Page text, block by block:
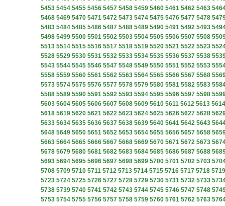
5453 5454 5455 5456 5457 5458 5459 5460 5461 5462 5463
5468 5469 5470 5471 5472 5473 5474 5475 5476 5477 5478
5483 5484 5485 5486 5487 5488 5489 5490 5491 5492 5493
5498 5499 5500 5501 5502 5503 5504 5505 5506 5507 5508
5513 5514 5515 5516 5517 5518 5519 5520 5521 5522 5523
5528 5529 5530 5531 5532 5533 5534 5535 5536 5537 5538
5543 5544 5545 5546 5547 5548 5549 5550 5551 5552 5553
5558 5559 5560 5561 5562 5563 5564 5565 5566 5567 5568
5573 5574 5575 5576 5577 5578 5579 5580 5581 5582 5583
5588 5589 5590 5591 5592 5593 5594 5595 5596 5597 5598
5603 5604 5605 5606 5607 5608 5609 5610 5611 5612 5613 5614
5618 5619 5620 5621 5622 5623 5624 5625 5626 5627 5628
5633 5634 5635 5636 5637 5638 5639 5640 5641 5642 5643
5648 5649 5650 5651 5652 5653 5654 5655 5656 5657 5658
5663 5664 5665 5666 5667 5668 5669 5670 5671 5672 5673
5678 5679 5680 5681 5682 5683 5684 5685 5686 5687 5688
5693 5694 5695 5696 5697 5698 5699 5700 5701 5702 5703
5708 5709 5710 5711 5712 5713 5714 5715 5716 5717 5718 5719
5723 5724 5725 5726 5727 5728 5729 5730 5731 5732 5733
5738 5739 5740 5741 5742 5743 5744 5745 5746 5747 5748
5753 5754 5755 5756 5757 5758 5759 5760 5761 5762 5763